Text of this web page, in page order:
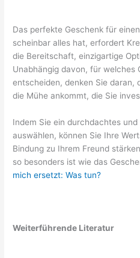
Das perfekte Geschenk für
scheinbar alles hat, erfordert
die Bereitschaft, einzigartige
Unabhängig davon, für welches
entscheiden, denken Sie daran,
die Mühe ankommt, die Sie
Indem Sie ein durchdachtes
auswählen, können Sie Ihre
Bindung zu Ihrem Freund
so besonders ist wie das
mich ersetzt: Was tun?
Weiterführende Literatur